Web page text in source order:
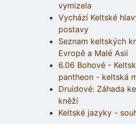
vymizela
Vychází Keltské
postavy
Seznam keltských
Evropě a Malé Asii
6.06 Bohové -
pantheon - keltská
Druidové: Záhada
kněží
Keltské jazyky -